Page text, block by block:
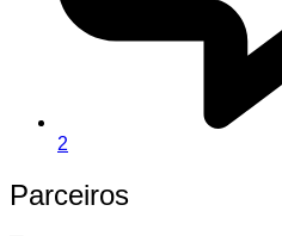
2
Parceiros